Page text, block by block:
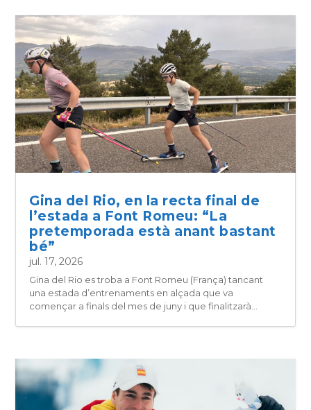
Gina del Rio, en la recta final de
l’estada a Font Romeu: “La
pretemporada està anant bastant
bé”
jul. 17, 2026
Gina del Rio es troba a Font Romeu (França) tancant
una estada d’entrenaments en alçada que va
començar a finals del mes de juny i que finalitzarà...